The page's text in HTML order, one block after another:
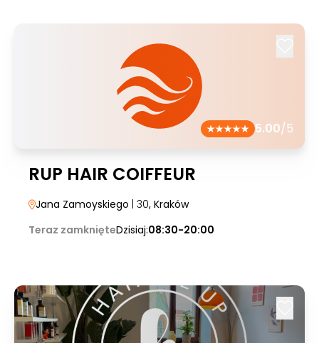
5.00/5
RUP HAIR COIFFEUR
Jana Zamoyskiego | 30, Kraków
Teraz zamknięteDzisiaj:08:30-20:00